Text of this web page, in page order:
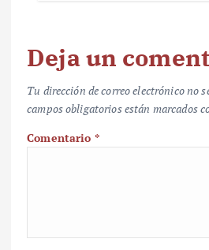
Deja un
Tu dirección de correo electrónico no
campos obligatorios están marcados
Comentario *